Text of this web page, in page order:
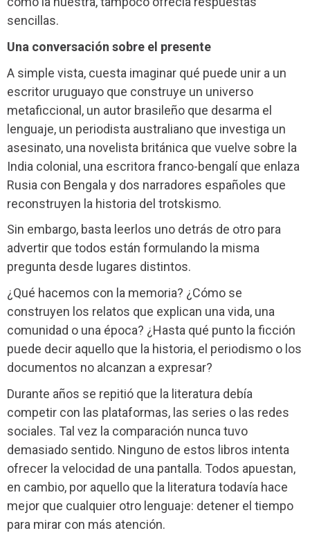
sencillas.
Una conversación sobre el presente
A simple vista, cuesta imaginar qué puede unir a un
escritor uruguayo que construye un universo
metaficcional, un autor brasileño que desarma el
lenguaje, un periodista australiano que investiga un
asesinato, una novelista británica que vuelve sobre la
India colonial, una escritora franco-bengalí que enlaza
Rusia con Bengala y dos narradores españoles que
reconstruyen la historia del trotskismo.
Sin embargo, basta leerlos uno detrás de otro para
advertir que todos están formulando la misma
pregunta desde lugares distintos.
¿Qué hacemos con la memoria? ¿Cómo se
construyen los relatos que explican una vida, una
comunidad o una época? ¿Hasta qué punto la ficción
puede decir aquello que la historia, el periodismo o los
documentos no alcanzan a expresar?
Durante años se repitió que la literatura debía
competir con las plataformas, las series o las redes
sociales. Tal vez la comparación nunca tuvo
demasiado sentido. Ninguno de estos libros intenta
ofrecer la velocidad de una pantalla. Todos apuestan,
en cambio, por aquello que la literatura todavía hace
mejor que cualquier otro lenguaje: detener el tiempo
para mirar con más atención.